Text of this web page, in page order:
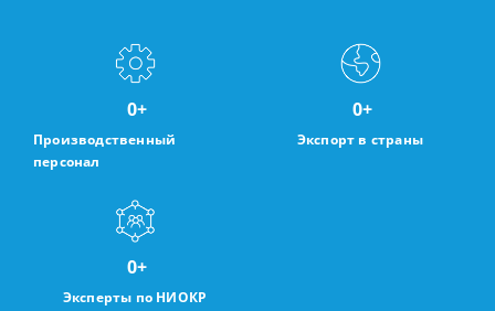
Производственный
персонал
0+
Экспорт в страны
0+
Эксперты по НИОКР
0+